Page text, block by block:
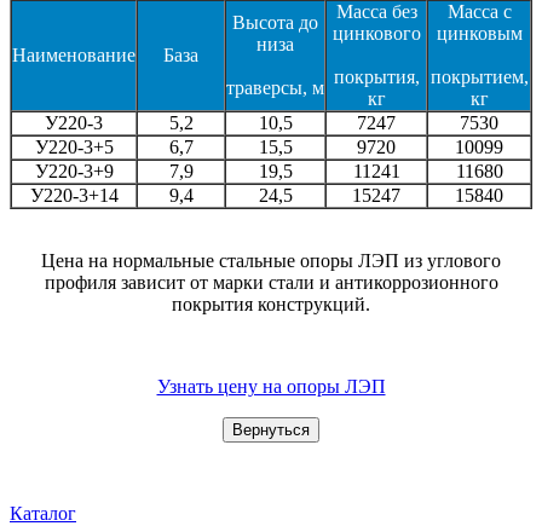
Наименование База
Высота до
низа
траверсы, м
Масса без
цинкового
покрытия,
кг
Масса с
цинковым
покрытием,
кг
У220-3
5,2 10,5 7247
7530
У220-3+5
6,7 15,5 9720
10099
У220-3+9
7,9 19,5 11241
11680
У220-3+14
9,4 24,5 15247 15840
Цена на нормальные стальные опоры ЛЭП из углового
профиля зависит от марки стали и антикоррозионного
покрытия конструкций.
Узнать цену на опоры ЛЭП
Каталог